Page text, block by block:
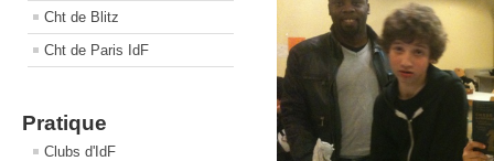
Cht de Blitz
Cht de Paris IdF
Pratique
Clubs d'IdF